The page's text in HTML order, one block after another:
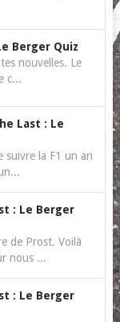
Berger Quiz
nouvelles. Le
c...
Last : Le
suivre la F1 un an
: Le Berger
de Prost. Voilà
nous ...
: Le Berger